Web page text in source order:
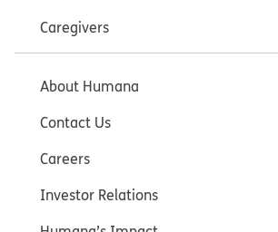
Caregivers
About Humana
Contact Us
Careers
Investor Relations